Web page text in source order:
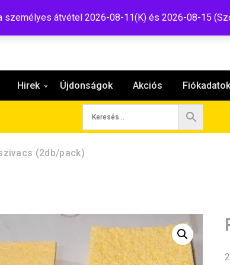
személyes átvétel 2026-08-11(K) és 2026-08-15
Hirek Újdonságok Akciós Fiókadatok
(2db/pack)